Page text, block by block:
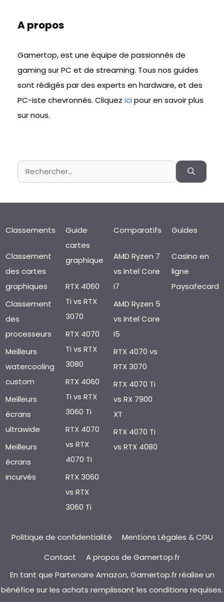
A propos
Gamertop, est une équipe de passionnés de
gaming sur PC et de streaming. Tous nos guides
sont rédigés par des experts en hardware, et des
PC-iste chevronnés. Cliquez icipour en savoir plus
sur nous.
Rechercher :
Classements
Classement
des cartes
graphiques
Classement
des
processeurs
Meilleurs
watercooling
custom
Meilleurs
écrans
ultrawide
Meilleurs
écrans
incurvés
Guide
cartes
graphique
RTX 4060
Ti vs RTX
3070
RTX 4070
Ti vs RTX
3080
RTX 4060
Ti vs RTX
3060 Ti
RTX 4070
vs RTX
4070 Ti
RTX 3060
vs RTX
3060 Ti
Comparatifs
AMD Ryzen 7
vs Intel Core
I7
AMD Ryzen 5
vs Intel Core
I5
RTX 4070 vs
RTX 3070
RTX 4070 Ti
vs RX 7900
XT
RTX 4070 Ti
vs RTX 4080
Guides
Casino en
ligne
Paysafecard
Politique de confidentialité
Mentions Légales & CGU
Contact
A propos de Gamertop.fr
En tant que Partenaire Amazon, Gamertop.fr réalise un
bénéfice sur les achats remplissant les conditions requises.